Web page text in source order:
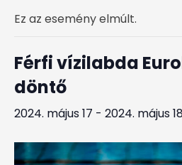
Ez az esemény elmúlt.
Férfi vízilabda
döntő
2024. május 17 - 2024. május 18